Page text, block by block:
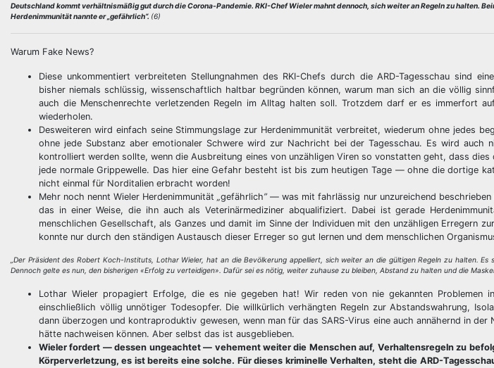
Deutschland kommt verhältnismäßig gut durch die Corona-Pandemie. RKI-Chef Wieler mahnt dennoch, sich weiter an Regeln zu halten.
Herdenimmunität nannte er „gefährlich“. (6)
Warum Fake News?
Diese unkommentiert verbreiteten Stellungnahmen des RKI-Chefs durch die ARD-Tagesschau sind
bisher niemals schlüssig, wissenschaftlich haltbar begründen können, warum man sich an die völlig
auch die Menschenrechte verletzenden Regeln im Alltag halten soll. Trotzdem darf er es immerfort
wiederholen.
Desweiteren wird einfach seine Stimmungslage zur Herdenimmunität verbreitet, wiederum ohne jedes
ohne jede Substanz aber emotionaler Schwere wird zur Nachricht bei der Tagesschau. Es wird auch
kontrolliert werden sollte, wenn die Ausbreitung eines von unzähligen Viren so vonstatten geht, dass
jede normale Grippewelle. Das hier eine Gefahr besteht ist bis zum heutigen Tage — ohne die dortige
nicht einmal für Norditalien erbracht worden!
Mehr noch nennt Wieler Herdenimmunität„gefährlich” — was mit fahrlässig nur unzureichend
das in einer Weise, die ihn auch als Veterinärmediziner abqualifiziert. Dabei ist gerade
menschlichen Gesellschaft, als Ganzes und damit im Sinne der Individuen mit den unzähligen Erregern
konnte nur durch den ständigen Austausch dieser Erreger so gut lernen und dem menschlichen
„Der Präsident des Robert Koch-Instituts, Lothar Wieler, hat an die Bevölkerung appelliert, sich weiter an die gültigen Regeln zu halten.
Dennoch gelte es nun, den bisherigen «Erfolg zu verteidigen». Dafür sei es nötig, weiter zuhause zu bleiben, Abstand zu halten und die
Lothar Wieler propagiert Erfolge, die es nie gegeben hat! Wir reden von nie gekannten Problemen
einschließlich völlig unnötiger Todesopfer. Die willkürlich verhängten Regeln zur Abstandswahrung,
dann überzogen und kontraproduktiv gewesen, wenn man für das SARS-Virus eine auch annähernd in
hätte nachweisen können. Aber selbst das ist ausgeblieben.
Wieler fordert — dessen ungeachtet — vehement weiter die Menschen auf, Verhaltensregeln zu
Körperverletzung, es ist bereits eine solche. Für dieses kriminelle Verhalten, steht die ARD-